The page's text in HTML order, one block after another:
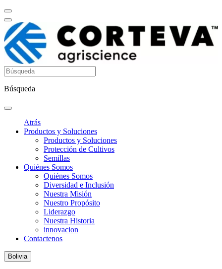
Búsqueda
Atrás
Productos y Soluciones
Productos y Soluciones
Protección de Cultivos
Semillas
Quiénes Somos
Quiénes Somos
Diversidad e Inclusión
Nuestra Misión
Nuestro Propósito
Liderazgo
Nuestra Historia
innovacion
Contactenos
Bolivia